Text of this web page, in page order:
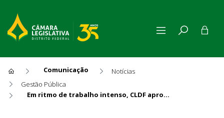
Comunicação
Notícias
Gestão Pública
Em ritmo de trabalho intenso, CLDF aprova 131 proposições no primeiro semestre